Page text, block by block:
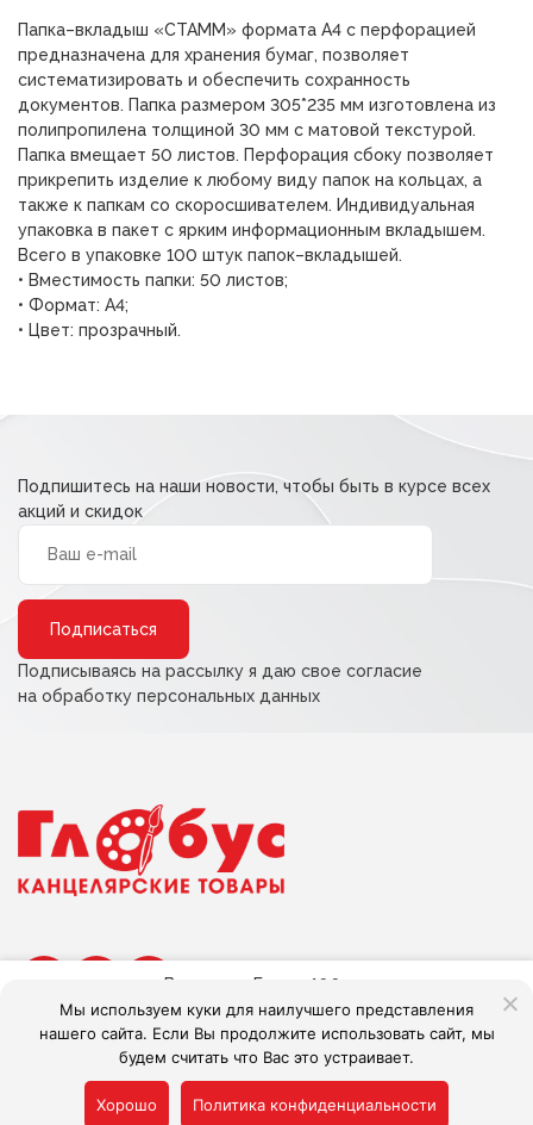
составляла
4,00 ₽.
3,20 ₽.
Папка–вкладыш «СТАММ» формата А4 с перфорацией
предназначена для хранения бумаг, позволяет
систематизировать и обеспечить сохранность
документов. Папка размером 305*235 мм изготовлена из
полипропилена толщиной 30 мм с матовой текстурой.
Папка вмещает 50 листов. Перфорация сбоку позволяет
прикрепить изделие к любому виду папок на кольцах, а
также к папкам со скоросшивателем. Индивидуальная
упаковка в пакет с ярким информационным вкладышем.
Всего в упаковке 100 штук папок–вкладышей.
• Вместимость папки: 50 листов;
• Формат: А4;
• Цвет: прозрачный.
В наличии: Более 100 шт
В корзину
Alternative:
Подпишитесь на наши новости, чтобы быть в курсе всех
акций и скидок
Подписываясь на рассылку я даю свое согласие
на обработку персональных данных
Сделано в Adlibis
Мы используем куки для наилучшего представления
нашего сайта. Если Вы продолжите использовать сайт, мы
будем считать что Вас это устраивает.
Хорошо Политика конфиденциальности